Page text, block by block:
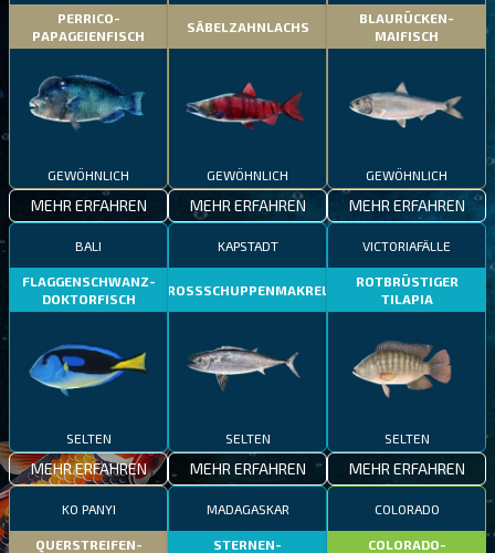
PERRICO-
PAPAGEIENFISCH
GEWÖHNLICH
MEHR ERFAHREN
SÄBELZAHNLACHS
GEWÖHNLICH
MEHR ERFAHREN
BLAURÜCKEN-
MAIFISCH
GEWÖHNLICH
MEHR ERFAHREN
BALI
FLAGGENSCHWANZ-
DOKTORFISCH
SELTEN
MEHR ERFAHREN
KAPSTADT
GROSSSCHUPPENMAKRELE
SELTEN
MEHR ERFAHREN
VICTORIAFÄLLE
ROTBRÜSTIGER
TILAPIA
SELTEN
MEHR ERFAHREN
KO PANYI
QUERSTREIFEN-
MADAGASKAR
STERNEN-
COLORADO
COLORADO-